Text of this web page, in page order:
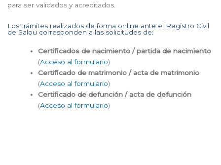
para ser validados y acreditados.
Los trámites realizados de forma online ante el Registro Civil
de Salou corresponden a las solicitudes de:
Certificados de nacimiento / partida de nacimiento
(Acceso al formulario)
Certificado de matrimonio / acta de matrimonio
(Acceso al formulario)
Certificado de defunción / acta de defunción
(Acceso al formulario)